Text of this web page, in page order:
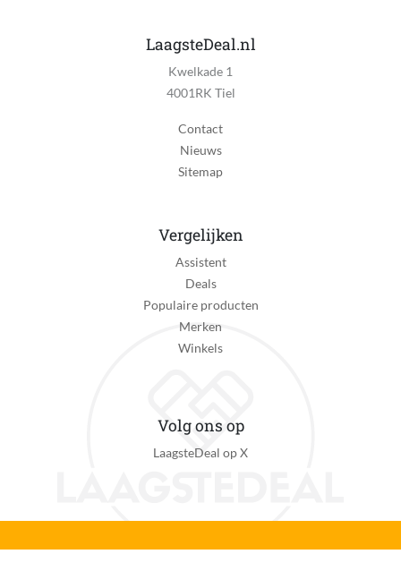
LaagsteDeal.nl
Kwelkade 1
4001RK Tiel
Contact
Nieuws
Sitemap
Vergelijken
Assistent
Deals
Populaire producten
Merken
Winkels
Volg ons op
LaagsteDeal op X